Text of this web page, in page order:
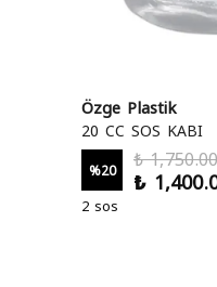
Özge Plastik
20 CC SOS KABI
%20
₺ 1,750.00
₺
2 sos